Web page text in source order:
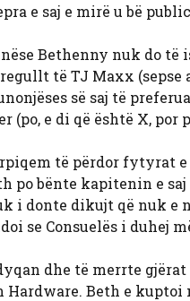
e saj e mirë u bë
Bethenny nuk do të
të TJ Maxx (sepse
së saj të
e di që është X, por
të përdor fytyrat
po bënte kapitenin e saj
i donte dikujt që nuk e
se Consuelës i duhej
dhe të merrte
Beth e